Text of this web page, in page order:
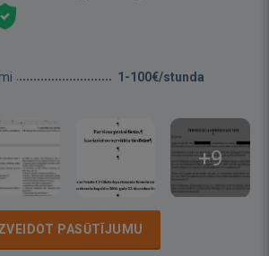
1-100€/stunda
+9
PASŪTĪJUMU